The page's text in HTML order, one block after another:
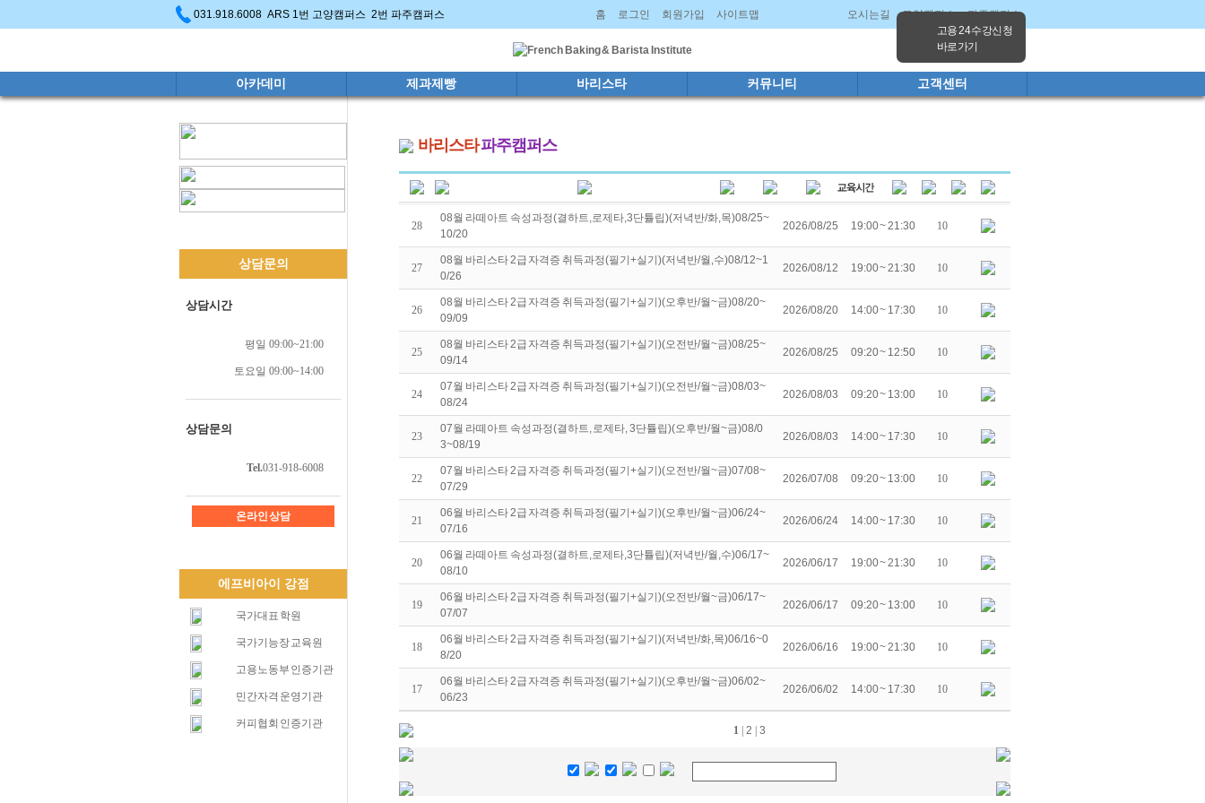
031.918.6008 ARS 1번 고양캠퍼스 2번 파주캠퍼스 홈 로그인 회원가입 사이트맵 오시는길 고양캠퍼스
파주캠퍼스
고용 24 수강신청
바로가기
아카데미 제과제빵 바리스타 커뮤니티 고객센터
상담문의
상담시간
평일 09:00~21:00
토요일 09:00~14:00
상담문의
Tel.031-918-6008
온라인 상담
에프비아이 강점
국가대표 학원
국가기능장 교육원
고용노동부 인증기관
민간자격 운영기관
커피협회 인증기관
바리스타파주캠퍼스
28
08월 라떼아트 속성과정(결하트,로제타,3단튤립)(저녁반/화,목)08/25~
10/20
2026/08/25 19:00 ~ 21:30 10
27
08월 바리스타 2급 자격증 취득과정(필기+실기)(저녁반/월,수)08/12~1
0/26
2026/08/12 19:00 ~ 21:30 10
26
08월 바리스타 2급 자격증 취득과정(필기+실기)(오후반/월~금)08/20~
09/09
2026/08/20 14:00 ~ 17:30 10
25
08월 바리스타 2급 자격증 취득과정(필기+실기)(오전반/월~금)08/25~
09/14
2026/08/25 09:20 ~ 12:50 10
24
07월 바리스타 2급 자격증 취득과정(필기+실기)(오전반/월~금)08/03~
08/24
2026/08/03 09:20 ~ 13:00 10
23
07월 라떼아트 속성과정(결하트, 로제타, 3단튤립)(오후반/월~금)08/0
3~08/19
2026/08/03 14:00 ~ 17:30 10
22
07월 바리스타 2급 자격증 취득과정(필기+실기)(오전반/월~금)07/08~
07/29
2026/07/08 09:20 ~ 13:00 10
21
06월 바리스타 2급 자격증 취득과정(필기+실기)(오후반/월~금)06/24~
07/16
2026/06/24 14:00 ~ 17:30 10
20
06월 라떼아트 속성과정(결하트,로제타,3단튤립)(저녁반/월,수)06/17~
08/10
2026/06/17 19:00 ~ 21:30 10
19
06월 바리스타 2급 자격증 취득과정(필기+실기)(오전반/월~금)06/17~
07/07
2026/06/17 09:20 ~ 13:00 10
18
06월 바리스타 2급 자격증 취득과정(필기+실기)(저녁반/화,목)06/16~0
8/20
2026/06/16 19:00 ~ 21:30 10
17
06월 바리스타 2급 자격증 취득과정(필기+실기)(오후반/월~금)06/02~
06/23
2026/06/02 14:00 ~ 17:30 10
1 2 3